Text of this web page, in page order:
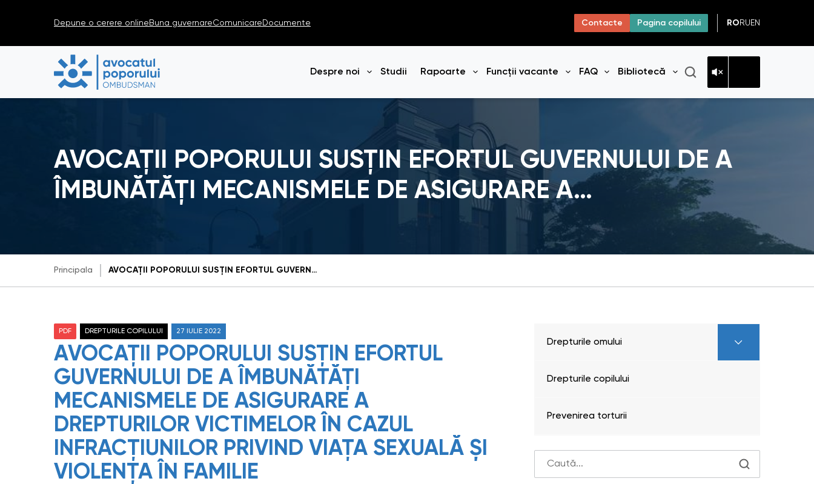
Depune o cerere online Buna guvernareComunicare Documente Contacte Pagina copilului RO RU EN
Despre noi
Deschide meniul
Studii Rapoarte
Deschide meniul
Funcții vacante FAQ
Deschide meniul
Bibliotecă
Deschide meniul
AVOCAȚII POPORULUI SUSȚIN EFORTUL GUVERNULUI DE A
ÎMBUNĂTĂȚI MECANISMELE DE ASIGURARE A…
Principala AVOCAȚII POPORULUI SUSȚIN EFORTUL GUVERNULUI DE A ÎMBUNĂTĂȚI MECANISMELE DE ASIGURARE A DREPTURILOR VICTIMELOR ÎN CAZUL INFRACȚIUNILOR PRIVIND VIAȚA SEXUALĂ ȘI VIOLENȚA ÎN FAMILIE
PDF DREPTURILE COPILULUI 27 IULIE 2022
AVOCAȚII POPORULUI SUSȚIN EFORTUL
GUVERNULUI DE A ÎMBUNĂTĂȚI
MECANISMELE DE ASIGURARE A
DREPTURILOR VICTIMELOR ÎN CAZUL
INFRACȚIUNILOR PRIVIND VIAȚA SEXUALĂ ȘI
VIOLENȚA ÎN FAMILIE
Drepturile omului
Drepturile copilului
Prevenirea torturii